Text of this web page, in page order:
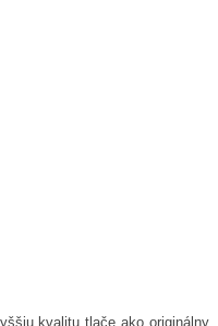
kvalitu tlače ako originálny